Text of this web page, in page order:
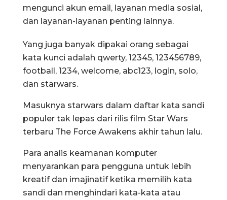
mengunci akun email, layanan media sosial,
dan layanan-layanan penting lainnya.
Yang juga banyak dipakai orang sebagai
kata kunci adalah qwerty, 12345, 123456789,
football, 1234, welcome, abc123, login, solo,
dan starwars.
Masuknya starwars dalam daftar kata sandi
populer tak lepas dari rilis film Star Wars
terbaru The Force Awakens akhir tahun lalu.
Para analis keamanan komputer
menyarankan para pengguna untuk lebih
kreatif dan imajinatif ketika memilih kata
sandi dan menghindari kata-kata atau